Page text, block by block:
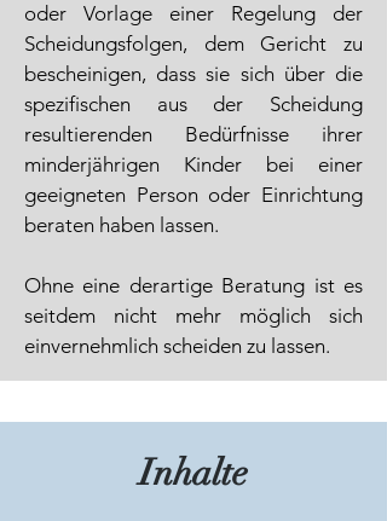
oder Vorlage einer Regelung der
Scheidungsfolgen, dem Gericht zu
bescheinigen, dass sie sich über die
spezifischen aus der Scheidung
resultierenden Bedürfnisse ihrer
minderjährigen Kinder bei einer
geeigneten Person oder Einrichtung
beraten haben lassen.
Ohne eine derartige Beratung ist es
seitdem nicht mehr möglich sich
einvernehmlich scheiden zu lassen.
Inhalte